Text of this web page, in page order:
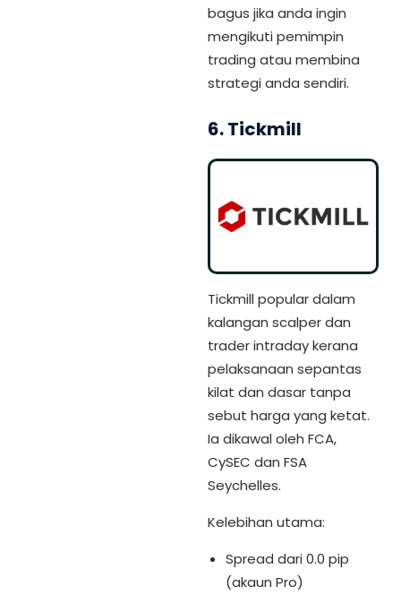
bagus jika anda ingin
mengikuti pemimpin
trading atau membina
strategi anda sendiri.
6. Tickmill
Tickmill popular dalam
kalangan scalper dan
trader intraday kerana
pelaksanaan sepantas
kilat dan dasar tanpa
sebut harga yang ketat.
Ia dikawal oleh FCA,
CySEC dan FSA
Seychelles.
Kelebihan utama:
Spread dari 0.0 pip
(akaun Pro)